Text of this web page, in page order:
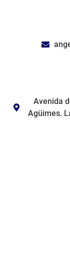
Avenida
Agüimes.